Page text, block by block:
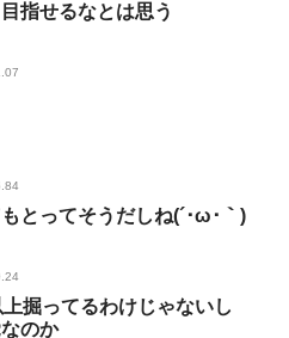
指せるなとは思う
とってそうだしね(´･ω･｀)
掘ってるわけじゃないし
のか